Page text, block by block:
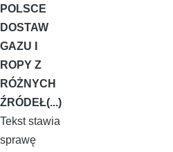
POLSCE
DOSTAW
GAZU I
ROPY Z
RÓŻNYCH
ŹRÓDEŁ(...)
Tekst stawia
sprawę